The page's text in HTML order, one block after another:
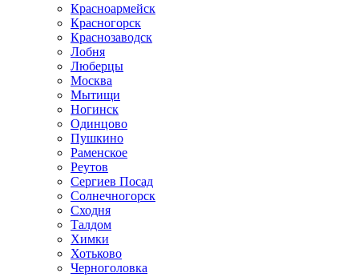
Красноармейск
Красногорск
Краснозаводск
Лобня
Люберцы
Москва
Мытищи
Ногинск
Одинцово
Пушкино
Раменское
Реутов
Сергиев Посад
Солнечногорск
Сходня
Талдом
Химки
Хотьково
Черноголовка